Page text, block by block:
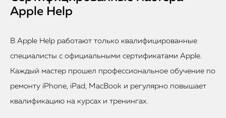
Apple Help
В Apple Help работают только квалифицированные
специалисты с официальными сертификатами Apple.
Каждый мастер прошел профессиональное обучение по
ремонту iPhone, iPad, MacBook и регулярно повышает
квалификацию на курсах и тренингах.